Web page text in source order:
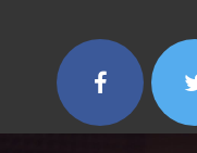
contenido